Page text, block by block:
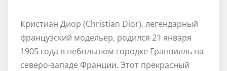
Кристиан Диор (Christian Dior), легендарный
французский модельер, родился 21 января
1905 года в небольшом городке Гранвилль на
северо-западе Франции. Этот прекрасный